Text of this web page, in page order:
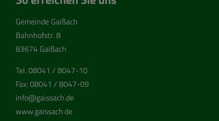
Gemeinde Gaißach
Bahnhofstr. 8
83674 Gaißach
Tel.08041 / 8047-10
Fax:08041 / 8047-09
info@gaissach.de
www.gaissach.de